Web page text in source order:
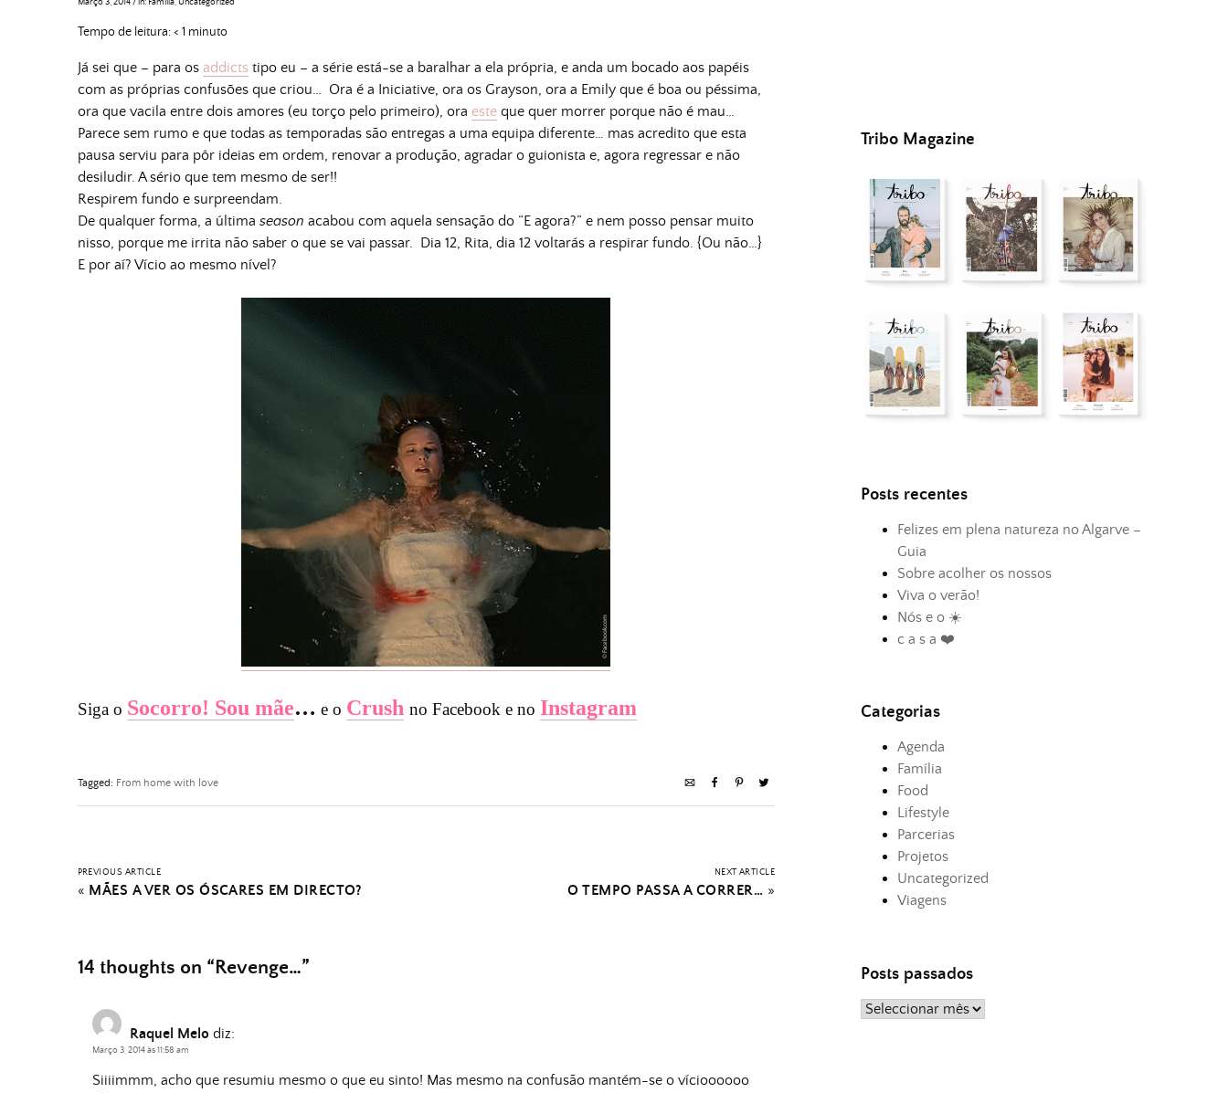
Tempo de leitura:< 1 minuto
Já sei que – para os addictstipo eu – a série está-se a baralhar a ela própria, e anda um bocado aos papéis
com as próprias confusões que criou… Ora é a Iniciative, ora os Grayson, ora a Emily que é boa ou péssima,
ora que vacila entre dois amores (eu torço pelo primeiro), ora esteque quer morrer porque não é mau…
Parece sem rumo e que todas as temporadas são entregas a uma equipa diferente… mas acredito que esta
pausa serviu para pôr ideias em ordem, renovar a produção, agradar o guionista e, agora regressar e não
desiludir. A sério que tem mesmo de ser!!
Respirem fundo e surpreendam.
De qualquer forma, a última season acabou com aquela sensação do “E agora?” e nem posso pensar muito
nisso, porque me irrita não saber o que se vai passar. Dia 12, Rita, dia 12 voltarás a respirar fundo. {Ou não…}
E por aí? Vício ao mesmo nível?
Siga o Socorro! Sou mãe… e o Crush no Facebook e no Instagram
Tagged: From home with love
PREVIOUS ARTICLE
« MÃES A VER OS ÓSCARES EM DIRECTO?
NEXT ARTICLE
O TEMPO PASSA A CORRER… »
14 thoughts on “ Revenge…”
Raquel Melo diz:
Março 3, 2014 às 11:58 am
Siiiimmm, acho que resumiu mesmo o que eu sinto! Mas mesmo na confusão mantém-se o vícioooooo
Tribo Magazine
Posts recentes
Felizes em plena natureza no Algarve –
Guia
Sobre acolher os nossos
Viva o verão!
Nós e o ☀️
c a s a ❤️
Categorias
Agenda
Família
Food
Lifestyle
Parcerias
Projetos
Uncategorized
Viagens
Posts passados
Posts